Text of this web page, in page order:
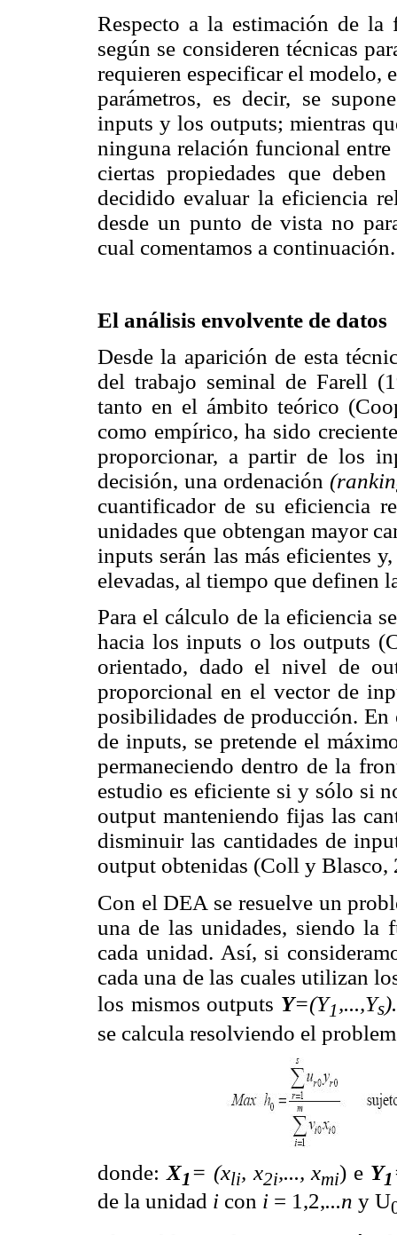
Respecto a la estimación de la
según se consideren técnicas
requieren especificar el modelo,
parámetros, es decir, se
inputs y los outputs; mientras
ninguna relación funcional
ciertas propiedades que
decidido evaluar la eficiencia
desde un punto de vista no
cual comentamos a continuación.
El análisis envolvente de datos
Desde la aparición de esta
del trabajo seminal de Farell
tanto en el ámbito teórico
como empírico, ha sido
proporcionar, a partir de los
decisión, una ordenación
cuantificador de su eficiencia
unidades que obtengan mayor
inputs serán las más eficientes
elevadas, al tiempo que definen
Para el cálculo de la eficiencia
hacia los inputs o los outputs
orientado, dado el nivel de
proporcional en el vector de
posibilidades de producción.
de inputs, se pretende el
permaneciendo dentro de la
estudio es eficiente si y sólo si
output manteniendo fijas las
disminuir las cantidades de
output obtenidas (Coll y Blasco,
Con el DEA se resuelve un
una de las unidades, siendo
cada unidad. Así, si
cada una de las cuales utilizan
los mismos outputs Y=(Y1,...,Ys
se calcula resolviendo el
donde: X1 = (xli, x2i,..., xmi) e Y1
de la unidad i con i = 1,2,...n y U